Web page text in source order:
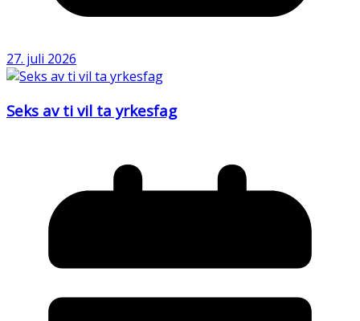
27. juli 2026
Seks av ti vil ta yrkesfag